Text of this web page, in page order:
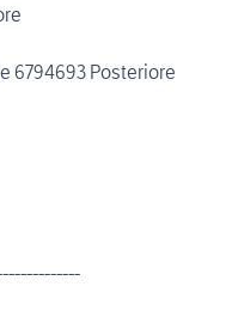
6794693 Posteriore